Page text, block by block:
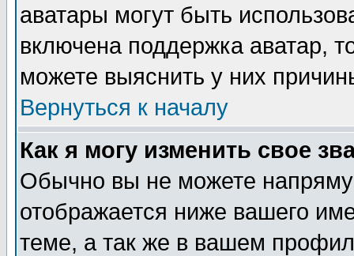
аватары могут быть
включена поддержка аватар,
можете выяснить у них
Вернуться к началу
Как я могу изменить свое
Обычно вы не можете
отображается ниже вашего
теме, а так же в вашем